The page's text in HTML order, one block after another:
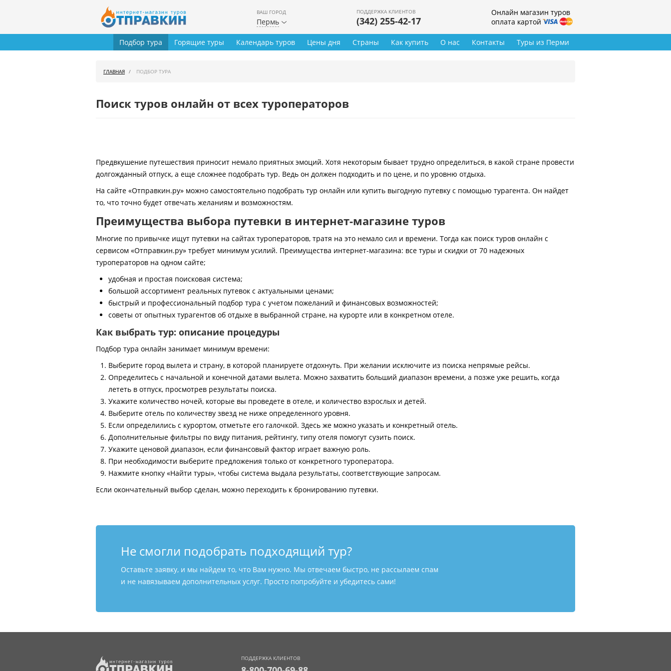
ВАШ ГОРОД
Пермь
ПОДДЕРЖКА КЛИЕНТОВ
(342) 255-42-17
Онлайн магазин туров
оплата картой
Туры из Перми
Подбор тура Горящие туры Календарь туров Цены дня Страны Как купить О нас Контакты
ГЛАВНАЯ ПОДБОР ТУРА
Поиск туров онлайн от всех туроператоров
Предвкушение путешествия приносит немало приятных эмоций. Хотя некоторым бывает трудно определиться, в какой стране провести
долгожданный отпуск, а еще сложнее подобрать тур. Ведь он должен подходить и по цене, и по уровню отдыха.
На сайте «Отправкин.ру» можно самостоятельно подобрать тур онлайн или купить выгодную путевку с помощью турагента. Он найдет
то, что точно будет отвечать желаниям и возможностям.
Преимущества выбора путевки в интернет-магазине туров
Многие по привычке ищут путевки на сайтах туроператоров, тратя на это немало сил и времени. Тогда как поиск туров онлайн с
сервисом «Отправкин.ру» требует минимум усилий. Преимущества интернет-магазина: все туры и скидки от 70 надежных
туроператоров на одном сайте;
удобная и простая поисковая система;
большой ассортимент реальных путевок с актуальными ценами;
быстрый и профессиональный подбор тура с учетом пожеланий и финансовых возможностей;
советы от опытных турагентов об отдыхе в выбранной стране, на курорте или в конкретном отеле.
Как выбрать тур: описание процедуры
Подбор тура онлайн занимает минимум времени:
Выберите город вылета и страну, в которой планируете отдохнуть. При желании исключите из поиска непрямые рейсы.
Определитесь с начальной и конечной датами вылета. Можно захватить больший диапазон времени, а позже уже решить, когда
лететь в отпуск, просмотрев результаты поиска.
Укажите количество ночей, которые вы проведете в отеле, и количество взрослых и детей.
Выберите отель по количеству звезд не ниже определенного уровня.
Если определились с курортом, отметьте его галочкой. Здесь же можно указать и конкретный отель.
Дополнительные фильтры по виду питания, рейтингу, типу отеля помогут сузить поиск.
Укажите ценовой диапазон, если финансовый фактор играет важную роль.
При необходимости выберите предложения только от конкретного туроператора.
Нажмите кнопку «Найти туры», чтобы система выдала результаты, соответствующие запросам.
Если окончательный выбор сделан, можно переходить к бронированию путевки.
Не смогли подобрать подходящий тур?
Оставьте заявку, и мы найдем то, что Вам нужно. Мы отвечаем быстро, не рассылаем спам
и не навязываем дополнительных услуг. Просто попробуйте и убедитесь сами!
ПОДДЕРЖКА КЛИЕНТОВ